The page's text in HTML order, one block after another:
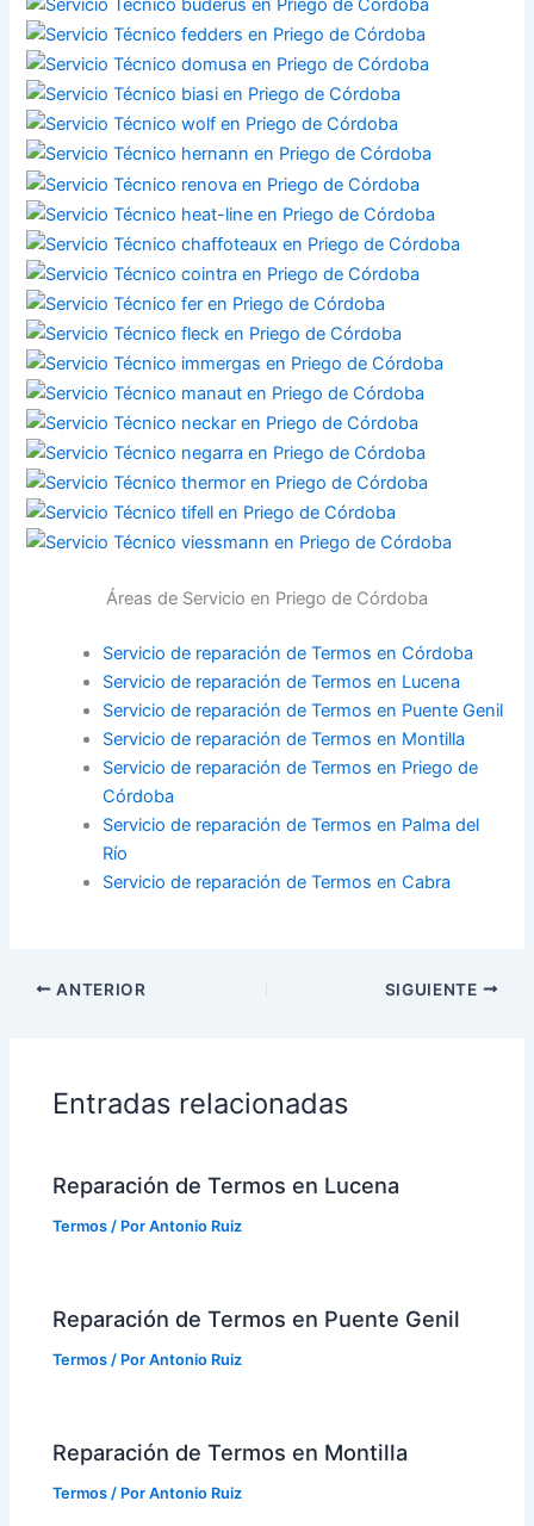
Áreas de Servicio en Priego de Córdoba
Servicio de reparación de Termos en Córdoba
Servicio de reparación de Termos en Lucena
Servicio de reparación de Termos en Puente Genil
Servicio de reparación de Termos en Montilla
Servicio de reparación de Termos en Priego de
Córdoba
Servicio de reparación de Termos en Palma del
Río
Servicio de reparación de Termos en Cabra
ANTERIOR SIGUIENTE
Entradas relacionadas
Reparación de Termos en Lucena
Termos / PorAntonio Ruiz
Reparación de Termos en Puente Genil
Termos / PorAntonio Ruiz
Reparación de Termos en Montilla
Termos / PorAntonio Ruiz